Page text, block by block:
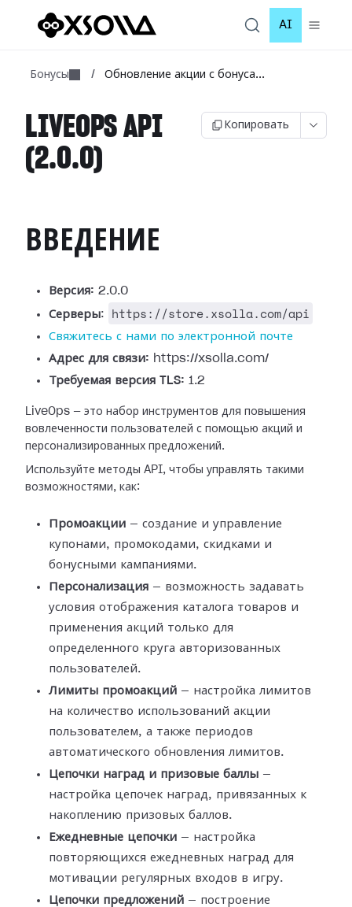
AI
Бонусы / Обновление акции с бонуса...
LIVEOPS API
(2.0.0)
Копировать
ВВЕДЕНИЕ
Версия: 2.0.0
Серверы: https://store.xsolla.com/api
Свяжитесь с нами по электронной почте
Адрес для связи: https://xsolla.com/
Требуемая версия TLS: 1.2
LiveOps — это набор инструментов для повышения
вовлеченности пользователей с помощью акций и
персонализированных предложений.
Используйте методы API, чтобы управлять такими
возможностями, как:
Промоакции — создание и управление
купонами, промокодами, скидками и
бонусными кампаниями.
Персонализация — возможность задавать
условия отображения каталога товаров и
применения акций только для
определенного круга авторизованных
пользователей.
Лимиты промоакций — настройка лимитов
на количество использований акции
пользователем, а также периодов
автоматического обновления лимитов.
Цепочки наград и призовые баллы —
настройка цепочек наград, привязанных к
накоплению призовых баллов.
Ежедневные цепочки — настройка
повторяющихся ежедневных наград для
мотивации регулярных входов в игру.
Цепочки предложений — построение